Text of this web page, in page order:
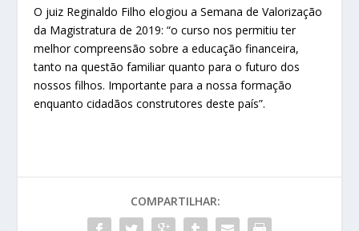
O juiz Reginaldo Filho elogiou a Semana de Valorização
da Magistratura de 2019: “o curso nos permitiu ter
melhor compreensão sobre a educação financeira,
tanto na questão familiar quanto para o futuro dos
nossos filhos. Importante para a nossa formação
enquanto cidadãos construtores deste país”.
COMPARTILHAR: